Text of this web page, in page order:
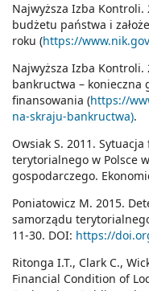
Najwyższa Izba Kontroli.
budżetu państwa i
roku (https://
Najwyższa Izba Kontroli.
bankructwa –
finansowania (https://
na-skraju-bankructwa).
Owsiak S. 2011.
terytorialnego w Polsce
gospodarczego.
Poniatowicz M. 2015.
samorządu
11-30. DOI: https://
Ritonga I.T., Clark C.,
Financial Condition of